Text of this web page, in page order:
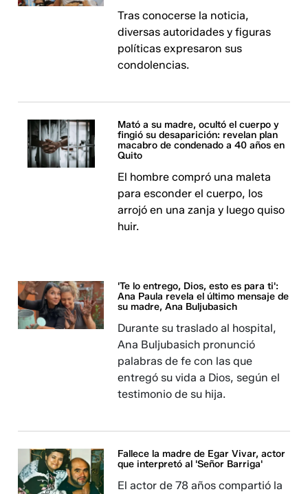
Tras conocerse la noticia,
diversas autoridades y figuras
políticas expresaron sus
condolencias.
Mató a su madre, ocultó el cuerpo y
fingió su desaparición: revelan plan
macabro de condenado a 40 años en
Quito
El hombre compró una maleta
para esconder el cuerpo, los
arrojó en una zanja y luego quiso
huir.
'Te lo entrego, Dios, esto es para ti':
Ana Paula revela el último mensaje de
su madre, Ana Buljubasich
Durante su traslado al hospital,
Ana Buljubasich pronunció
palabras de fe con las que
entregó su vida a Dios, según el
testimonio de su hija.
Fallece la madre de Egar Vivar, actor
que interpretó al 'Señor Barriga'
El actor de 78 años compartió la